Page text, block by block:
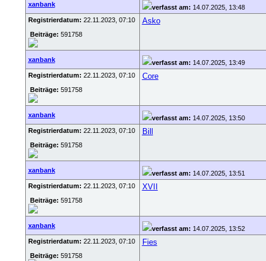
xanbank verfasst am: 14.07.2025, 13:48
Registrierdatum: 22.11.2023, 07:10
Beiträge: 591758
Asko
xanbank verfasst am: 14.07.2025, 13:49
Registrierdatum: 22.11.2023, 07:10
Beiträge: 591758
Core
xanbank verfasst am: 14.07.2025, 13:50
Registrierdatum: 22.11.2023, 07:10
Beiträge: 591758
Bill
xanbank verfasst am: 14.07.2025, 13:51
Registrierdatum: 22.11.2023, 07:10
Beiträge: 591758
XVII
xanbank verfasst am: 14.07.2025, 13:52
Registrierdatum: 22.11.2023, 07:10
Beiträge: 591758
Fies